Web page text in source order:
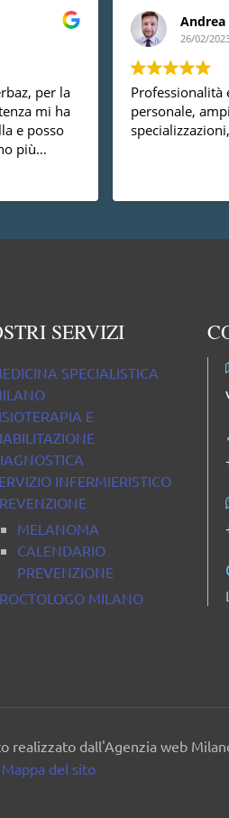
per la
mi ha
e posso
più
che è
cosa non
Andrea
26/02/
Professionalità
personale,
SERVIZI
SPECIALISTICA
E
INFERMIERISTICO
MELANOMA
CALENDARIO
PREVENZIONE
MILANO
realizzato dall'Agenzia web
Mappa del sito